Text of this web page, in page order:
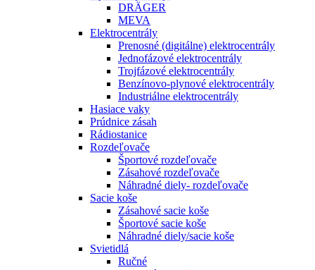
DRÄGER
MEVA
Elektrocentrály
Prenosné (digitálne) elektrocentrály
Jednofázové elektrocentrály
Trojfázové elektrocentrály
Benzínovo-plynové elektrocentrály
Industriálne elektrocentrály
Hasiace vaky
Prúdnice zásah
Rádiostanice
Rozdeľovače
Športové rozdeľovače
Zásahové rozdeľovače
Náhradné diely- rozdeľovače
Sacie koše
Zásahové sacie koše
Športové sacie koše
Náhradné diely/sacie koše
Svietidlá
Ručné